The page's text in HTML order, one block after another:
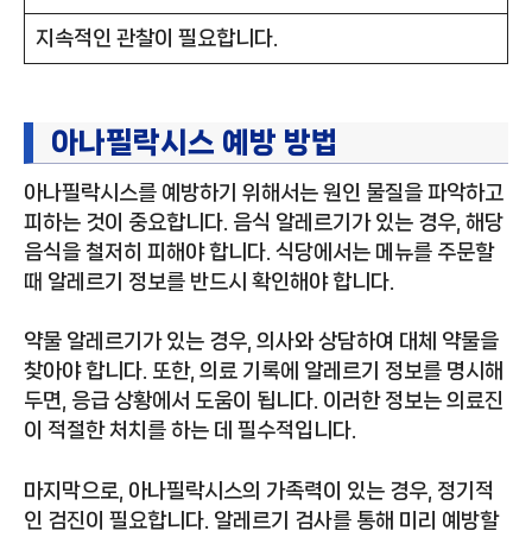
지속적인 관찰이 필요합니다.
아나필락시스 예방 방법
아나필락시스를 예방하기 위해서는 원인 물질을 파악하고
피하는 것이 중요합니다. 음식 알레르기가 있는 경우, 해당
음식을 철저히 피해야 합니다. 식당에서는 메뉴를 주문할
때 알레르기 정보를 반드시 확인해야 합니다.
약물 알레르기가 있는 경우, 의사와 상담하여 대체 약물을
찾아야 합니다. 또한, 의료 기록에 알레르기 정보를 명시해
두면, 응급 상황에서 도움이 됩니다. 이러한 정보는 의료진
이 적절한 처치를 하는 데 필수적입니다.
마지막으로, 아나필락시스의 가족력이 있는 경우, 정기적
인 검진이 필요합니다. 알레르기 검사를 통해 미리 예방할